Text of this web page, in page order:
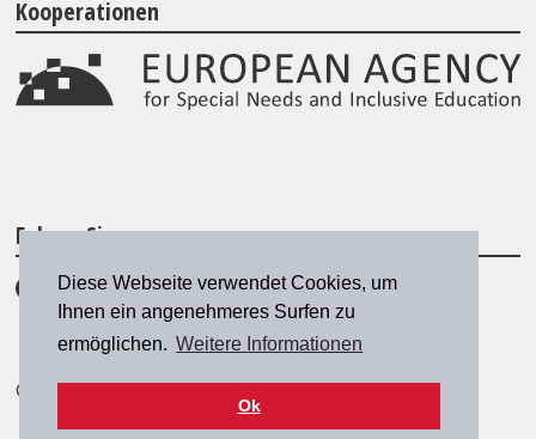
Diese Webseite verwendet Cookies, um
Ihnen ein angenehmeres Surfen zu
ermöglichen. Weitere Informationen
Ok
Kooperationen
Folgen Sie uns
© 2026 SZH/CSPS|szh@szh.ch